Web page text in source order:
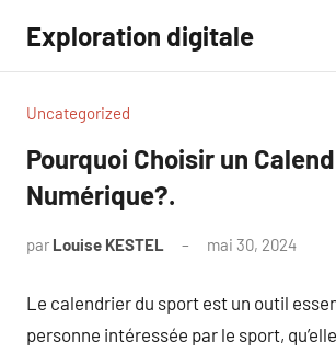
contenu
Exploration digitale
Uncategorized
Pourquoi Choisir un
Numérique?.
par Louise KESTEL mai 30, 2024
Le calendrier du sport est un outil
personne intéressée par le sport,